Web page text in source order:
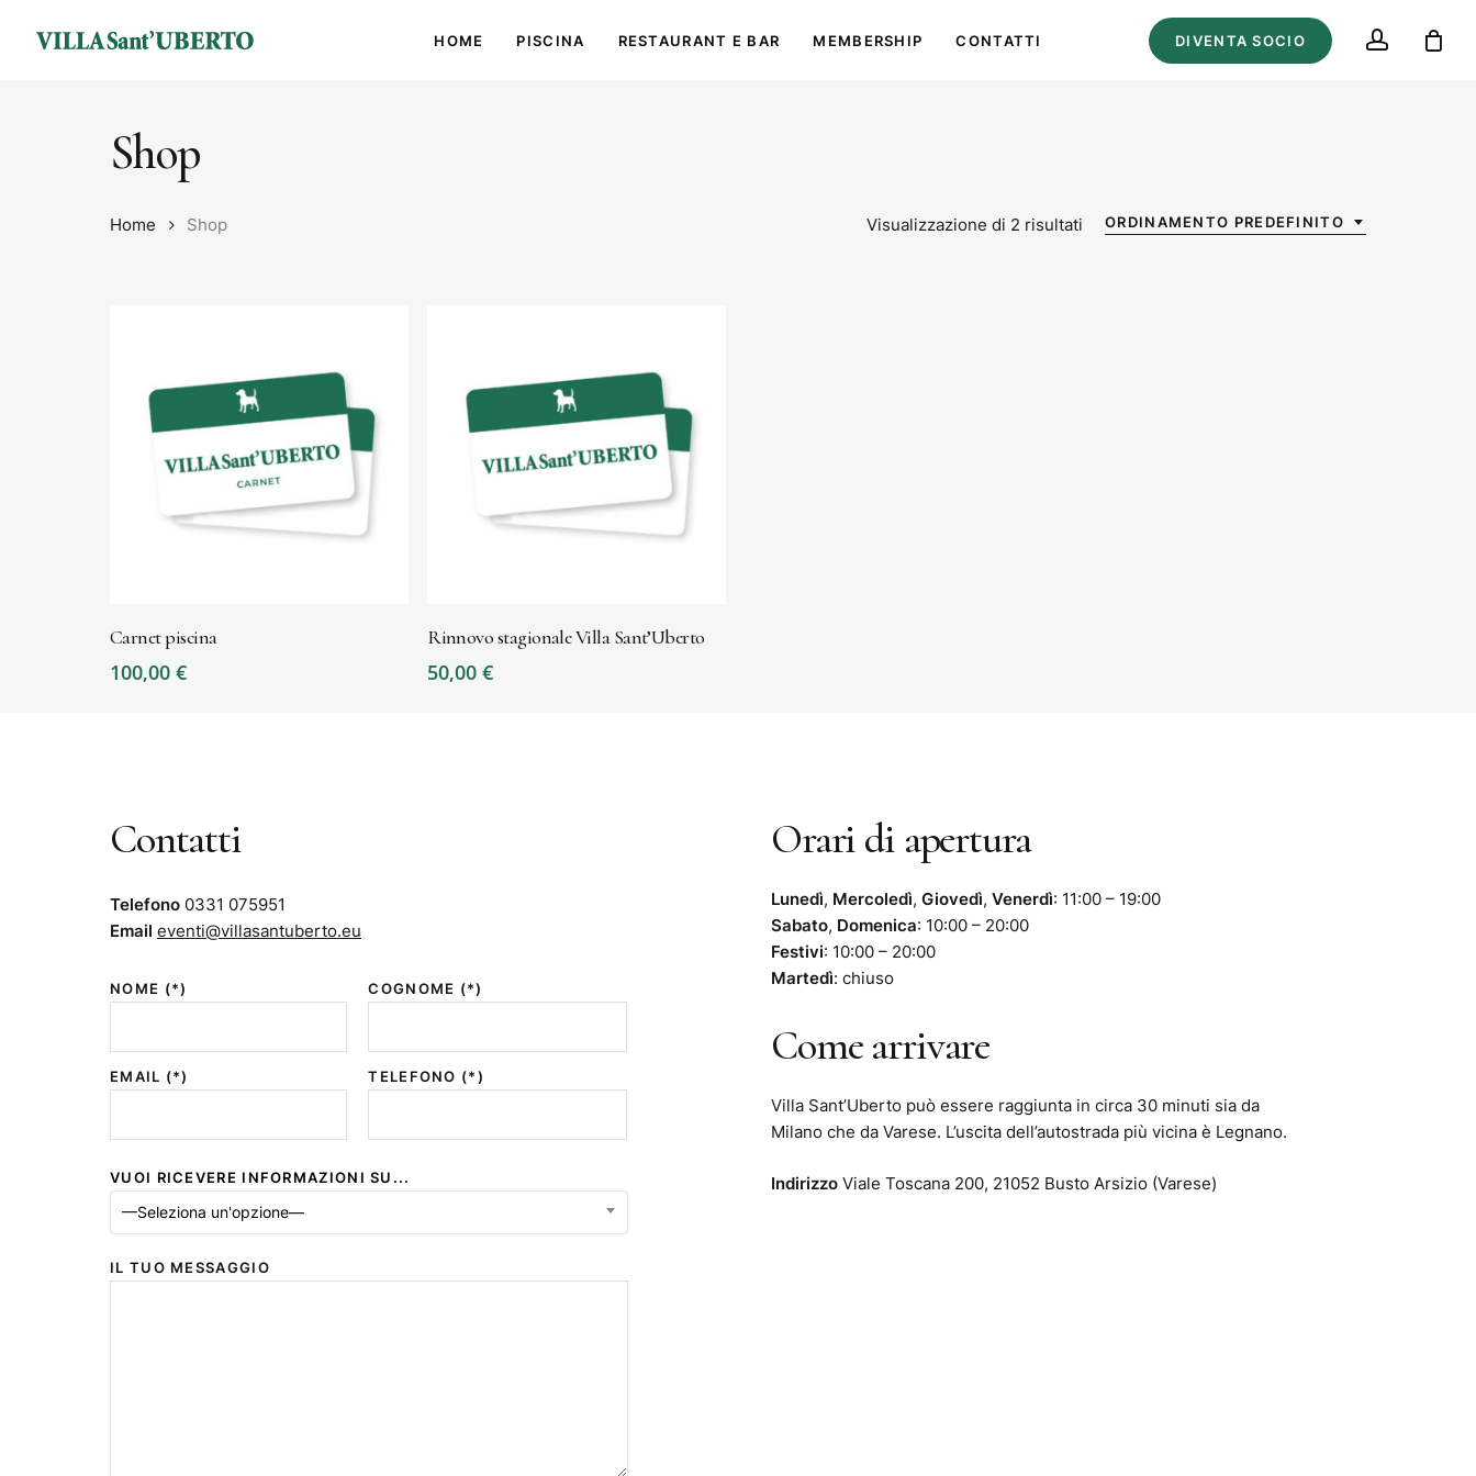
HOME PISCINA RESTAURANT E BAR MEMBERSHIP CONTATTI DIVENTA SOCIO account
Shop
ORDINAMENTO PREDEFINITO
Visualizzazione di 2 risultati
Home Shop
Carnet piscina
100,00 €
AGGIUNGI AL CARRELLO
Rinnovo stagionale Villa Sant’Uberto
50,00€
Contatti
Telefono 0331 075951
Email eventi@villasantuberto.eu
NOME (*) COGNOME (*)
EMAIL (*) TELEFONO (*)
VUOI RICEVERE INFORMAZIONI SU...
—Seleziona un'opzione—
IL TUO MESSAGGIO
Orari di apertura
Lunedì, Mercoledì, Giovedì, Venerdì: 11:00 – 19:00
Sabato, Domenica: 10:00 – 20:00
Festivi: 10:00 – 20:00
Martedì: chiuso
Come arrivare
Villa Sant’Uberto può essere raggiunta in circa 30 minuti sia da
Milano che da Varese. L’uscita dell’autostrada più vicina è Legnano.
Indirizzo Viale Toscana 200, 21052 Busto Arsizio (Varese)